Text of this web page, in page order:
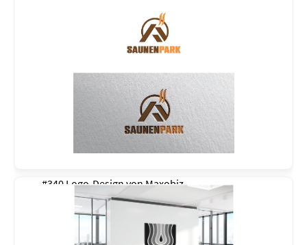
#340 Logo-Design vonMaxobiz